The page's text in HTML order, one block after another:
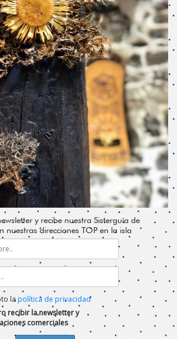
y recibe nuestra Sisterguía de
nuestras direcciones TOP en la isla
lapolítica de privacidad
recibir la newsletter y
comerciales